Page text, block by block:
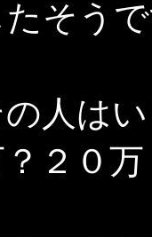
そう
人は
２０万